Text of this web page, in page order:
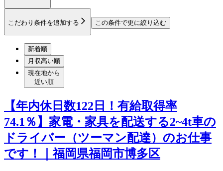
こだわり条件を追加する この条件で更に絞り込む
新着順
月収高い順
現在地から
近い順
【年内休日数122日！有給取得率
74.1％】家電・家具を配送する2~4t車の
ドライバー（ツーマン配達）のお仕事
です！｜福岡県福岡市博多区